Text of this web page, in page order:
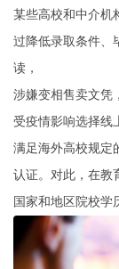
某些高校和中介机
过降低录取条件、
读，
涉嫌变相售卖文凭
受疫情影响选择线
满足海外高校规定
认证。对此，在教
国家和地区院校学